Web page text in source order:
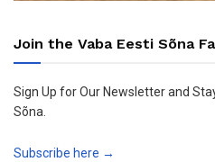
Join the Vaba Eesti Sõna
Sign Up for Our Newsletter and
Sõna.
Subscribe here →